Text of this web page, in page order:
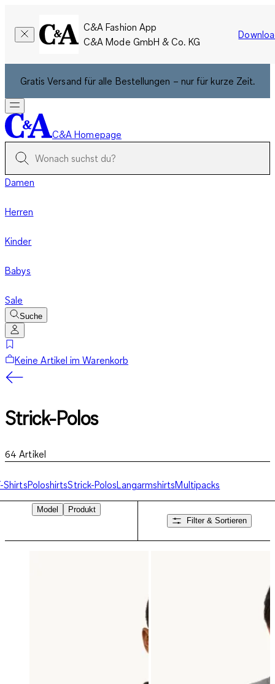
C&A Fashion App
C&A Mode GmbH & Co. KG
Gratis Versand für alle Bestellungen – nur für kurze Zeit.
C&A Homepage
Damen
Herren
Kinder
Babys
Sale
Suche
Keine Artikel im Warenkorb
Strick-Polos
64 Artikel
ShirtsPoloshirtsStrick-PolosLangarmshirtsMultipacks
Model
Produkt
Filter & Sortieren